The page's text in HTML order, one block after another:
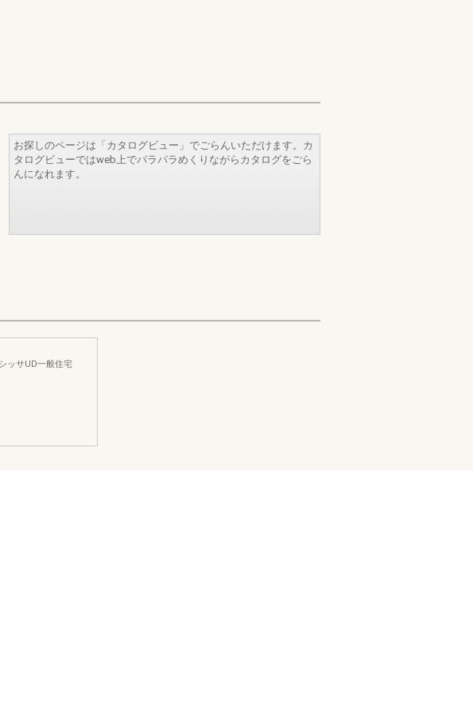
お探しのページは「カタログビュー」でごらんいただけます。カ
タログビューではweb上でパラパラめくりながらカタログをごら
んになれます。
ッサUD一般住宅